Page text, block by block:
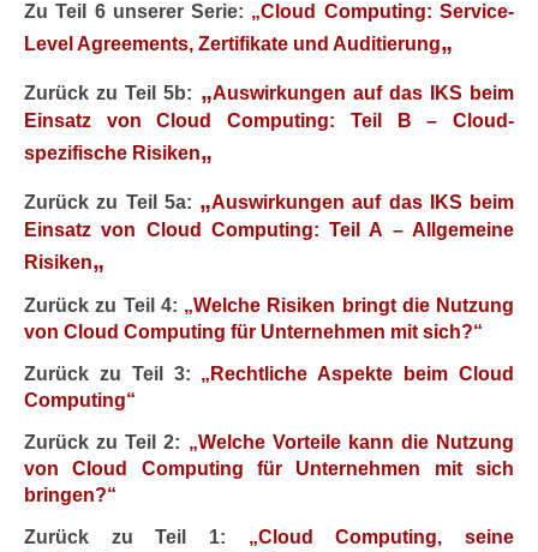
Zu Teil 6 unserer Serie: „Cloud Computing: Service-
Level Agreements, Zertifikate und Auditierung„
Zurück zu Teil 5b: „Auswirkungen auf das IKS beim
Einsatz von Cloud Computing: Teil B – Cloud-
spezifische Risiken„
Zurück zu Teil 5a: „Auswirkungen auf das IKS beim
Einsatz von Cloud Computing: Teil A – Allgemeine
Risiken„
Zurück zu Teil 4: „Welche Risiken bringt die Nutzung
von Cloud Computing für Unternehmen mit sich?“
Zurück zu Teil 3: „Rechtliche Aspekte beim Cloud
Computing“
Zurück zu Teil 2: „Welche Vorteile kann die Nutzung
von Cloud Computing für Unternehmen mit sich
bringen?“
Zurück zu Teil 1: „Cloud Computing, seine